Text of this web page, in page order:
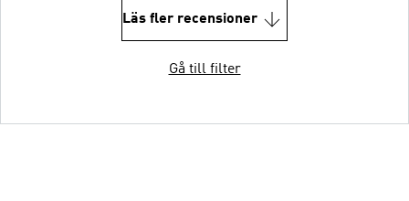
Läs fler recensioner
Gå till filter